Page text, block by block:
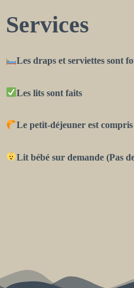
Services
Les draps et serviettes sont
Les lits sont faits
Le petit-déjeuner est
Lit bébé sur demande (Pas